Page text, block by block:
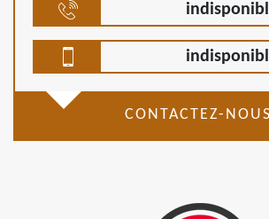
CONTACTEZ-NOUS